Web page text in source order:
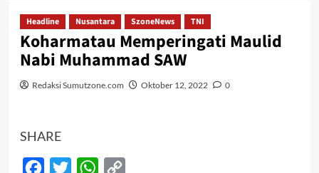
Headline Nusantara SzoneNews TNI
Koharmatau Memperingati Maulid
Nabi Muhammad SAW
Redaksi Sumutzone.com Oktober 12, 2022 0
SHARE
Facebook
Twitter WhatsApp